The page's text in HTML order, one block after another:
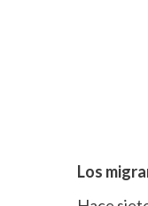
Los